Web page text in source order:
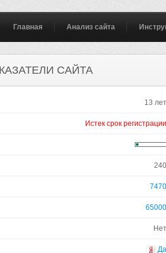
Главная Анализ сайта
САЙТА
13 лет
Истек срок регистрации
240
7470
65000
Нет
Да